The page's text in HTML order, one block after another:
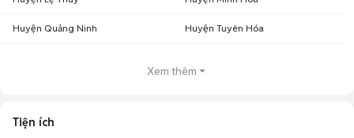
Huyện Quảng Ninh Huyện Tuyên Hóa
Xem thêm
Tiện ích